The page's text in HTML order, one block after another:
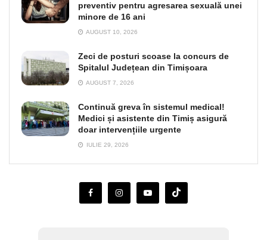
preventiv pentru agresarea sexuală unei
minore de 16 ani
AUGUST 10, 2026
Zeci de posturi scoase la concurs de
Spitalul Județean din Timișoara
AUGUST 7, 2026
Continuă greva în sistemul medical!
Medici și asistente din Timiș asigură
doar intervențiile urgente
IULIE 29, 2026